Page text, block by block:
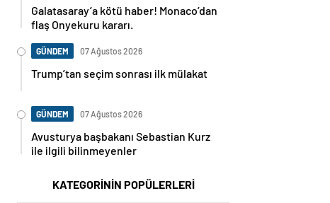
Galatasaray’a kötü haber! Monaco’dan
flaş Onyekuru kararı.
GÜNDEM 07 Ağustos 2026
Trump’tan seçim sonrası ilk mülakat
GÜNDEM 07 Ağustos 2026
Avusturya başbakanı Sebastian Kurz
ile ilgili bilinmeyenler
KATEGORİNİN POPÜLERLERİ